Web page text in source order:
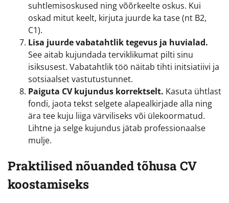
suhtlemisoskused ning võõrkeelte oskus. Kui
oskad mitut keelt, kirjuta juurde ka tase (nt B2,
C1).
Lisa juurde vabatahtlik tegevus ja huvialad.
See aitab kujundada terviklikumat pilti sinu
isiksusest. Vabatahtlik töö näitab tihti initsiatiivi ja
sotsiaalset vastutustunnet.
Paiguta CV kujundus korrektselt. Kasuta ühtlast
fondi, jaota tekst selgete alapealkirjade alla ning
ära tee kuju liiga värviliseks või ülekoormatud.
Lihtne ja selge kujundus jätab professionaalse
mulje.
Praktilised nõuanded tõhusa CV
koostamiseks